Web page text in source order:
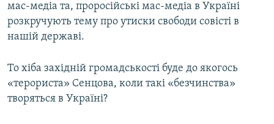
мас-медіа та, проросійські мас-медіа в Україні
розкручують тему про утиски свободи совісті в
нашій державі.
То хіба західній громадськості буде до якогось
«терориста» Сенцова, коли такі «безчинства»
творяться в Україні?